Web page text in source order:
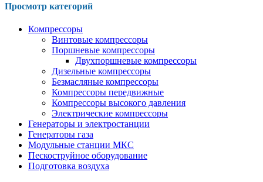
Просмотр категорий
Компрессоры
Винтовые компрессоры
Поршневые компрессоры
Двухпоршневые компрессоры
Дизельные компрессоры
Безмасляные компрессоры
Компрессоры передвижные
Компрессоры высокого давления
Электрические компрессоры
Генераторы и электростанции
Генераторы газа
Модульные станции МКС
Пескоструйное оборудование
Подготовка воздуха